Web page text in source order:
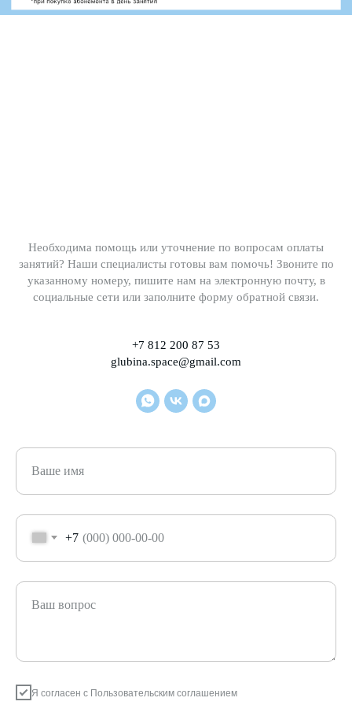
Необходима помощь или уточнение по вопросам оплаты
занятий? Наши специалисты готовы вам помочь! Звоните по
указанному номеру, пишите нам на электронную почту, в
социальные сети или заполните форму обратной связи.
+7 812 200 87 53
glubina.space@gmail.com
Ваше имя
+7
Ваш вопрос
Я согласен с Пользовательским соглашением